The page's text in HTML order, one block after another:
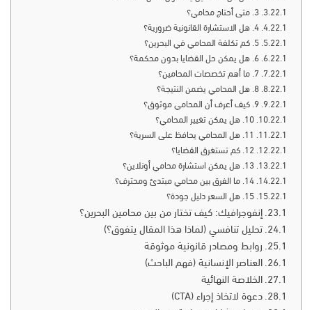
3. متى أحتاج محامي؟
4. هل الاستشارة القانونية ضرورية؟
5. كم تكلفة المحامي في البحرين؟
6. هل يمكن حل القضايا بدون محكمة؟
7. ما أهم تخصصات المحامين؟
8. هل المحامي يضمن النتيجة؟
9. كيف أعرف أن المحامي موثوق؟
10. هل يمكن تغيير المحامي؟
11. هل المحامي يحافظ على السرية؟
12. كم تستغرق القضايا؟
13. هل يمكن استشارة محامي أونلاين؟
14. ما الفرق بين محامي مبتدئ ومحترف؟
15. هل السعر دليل جودة؟
إنفوجرافيك: كيف تختار من بين محامين البحرين؟
تحليل تنافسي (لماذا هذا المقال يتفوق؟)
روابط ومصادر قانونية موثوقة
العناصر الإنسانية (فهم الباحث)
الخلاصة النهائية
دعوة لاتخاذ إجراء (CTA)